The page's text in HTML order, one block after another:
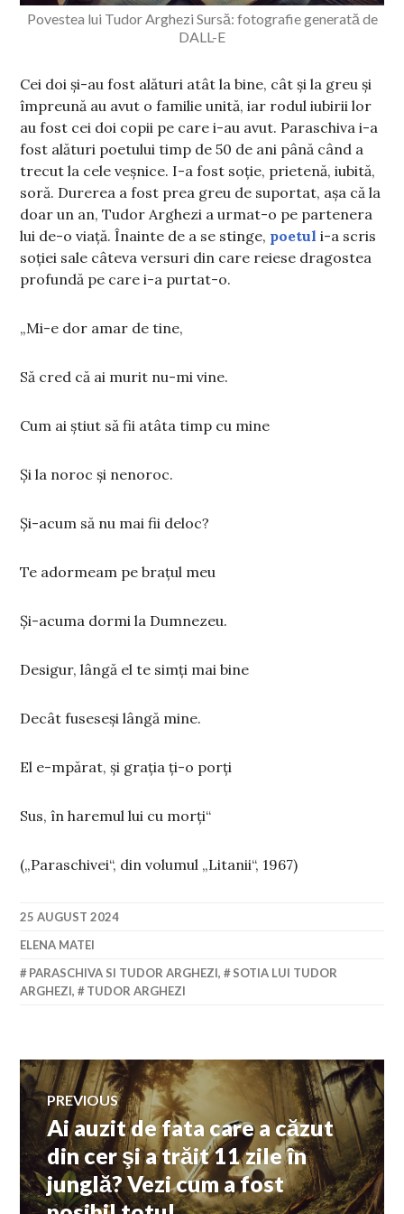
Povestea lui Tudor Arghezi Sursă: fotografie generată de
DALL-E
Cei doi și-au fost alături atât la bine, cât și la greu și
împreună au avut o familie unită, iar rodul iubirii lor
au fost cei doi copii pe care i-au avut. Paraschiva i-a
fost alături poetului timp de 50 de ani până când a
trecut la cele veșnice. I-a fost soție, prietenă, iubită,
soră. Durerea a fost prea greu de suportat, așa că la
doar un an, Tudor Arghezi a urmat-o pe partenera
lui de-o viață. Înainte de a se stinge, poetul i-a scris
soției sale câteva versuri din care reiese dragostea
profundă pe care i-a purtat-o.
„Mi-e dor amar de tine,
Să cred că ai murit nu-mi vine.
Cum ai știut să fii atâta timp cu mine
Şi la noroc şi nenoroc.
Şi-acum să nu mai fii deloc?
Te adormeam pe braţul meu
Şi-acuma dormi la Dumnezeu.
Desigur, lângă el te simţi mai bine
Decât fuseseşi lângă mine.
El e-mpărat, şi graţia ţi-o porţi
Sus, în haremul lui cu morţi“
(„Paraschivei“, din volumul „Litanii“, 1967)
25 AUGUST 2024
ELENA MATEI
PARASCHIVA SI TUDOR ARGHEZI,
SOTIA LUI TUDOR
ARGHEZI, TUDOR ARGHEZI
Navigare
în
articole
PREVIOUS
Previous
post:
Ai auzit de fata care a căzut
din cer şi a trăit 11 zile în
junglă? Vezi cum a fost